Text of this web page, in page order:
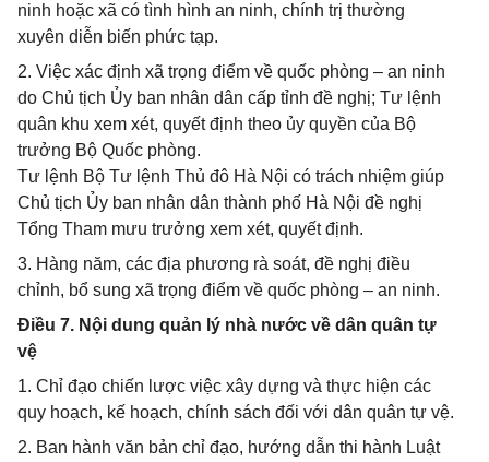
ninh hoặc xã có tình hình an ninh, chính trị thường
xuyên diễn biến phức tạp.
2. Việc xác định xã trọng điểm về quốc phòng – an ninh
do Chủ tịch Ủy ban nhân dân cấp tỉnh đề nghị; Tư lệnh
quân khu xem xét, quyết định theo ủy quyền của Bộ
trưởng Bộ Quốc phòng.
Tư lệnh Bộ Tư lệnh Thủ đô Hà Nội có trách nhiệm giúp
Chủ tịch Ủy ban nhân dân thành phố Hà Nội đề nghị
Tổng Tham mưu trưởng xem xét, quyết định.
3. Hàng năm, các địa phương rà soát, đề nghị điều
chỉnh, bổ sung xã trọng điểm về quốc phòng – an ninh.
Điều 7. Nội dung quản lý nhà nước về dân quân tự
vệ
1. Chỉ đạo chiến lược việc xây dựng và thực hiện các
quy hoạch, kế hoạch, chính sách đối với dân quân tự vệ.
2. Ban hành văn bản chỉ đạo, hướng dẫn thi hành Luật